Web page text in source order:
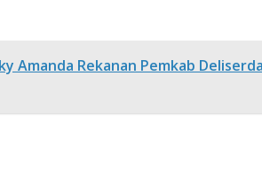
Amanda Rekanan Pemkab